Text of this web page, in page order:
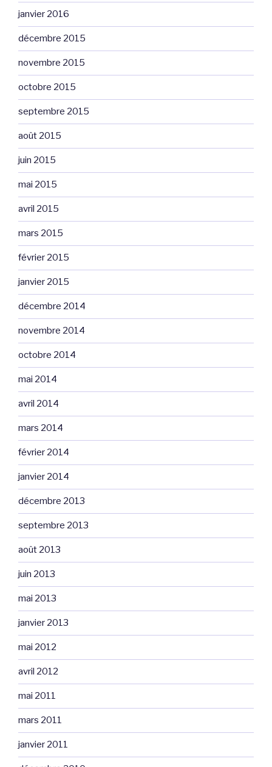
janvier 2016
décembre 2015
novembre 2015
octobre 2015
septembre 2015
août 2015
juin 2015
mai 2015
avril 2015
mars 2015
février 2015
janvier 2015
décembre 2014
novembre 2014
octobre 2014
mai 2014
avril 2014
mars 2014
février 2014
janvier 2014
décembre 2013
septembre 2013
août 2013
juin 2013
mai 2013
janvier 2013
mai 2012
avril 2012
mai 2011
mars 2011
janvier 2011